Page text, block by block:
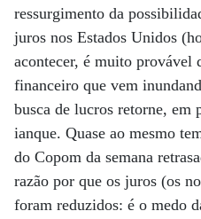
ressurgimento da
juros nos Estados Unidos
acontecer, é muito provável
financeiro que vem
busca de lucros retorne, em
ianque. Quase ao mesmo
do Copom da semana
razão por que os juros (os
foram reduzidos: é o medo